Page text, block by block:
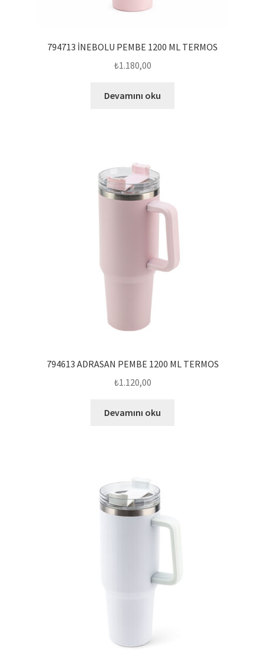
794713 İNEBOLU PEMBE 1200 ML TERMOS
₺1.180,00
Devamını oku
794613 ADRASAN PEMBE 1200 ML TERMOS
₺1.120,00
Devamını oku